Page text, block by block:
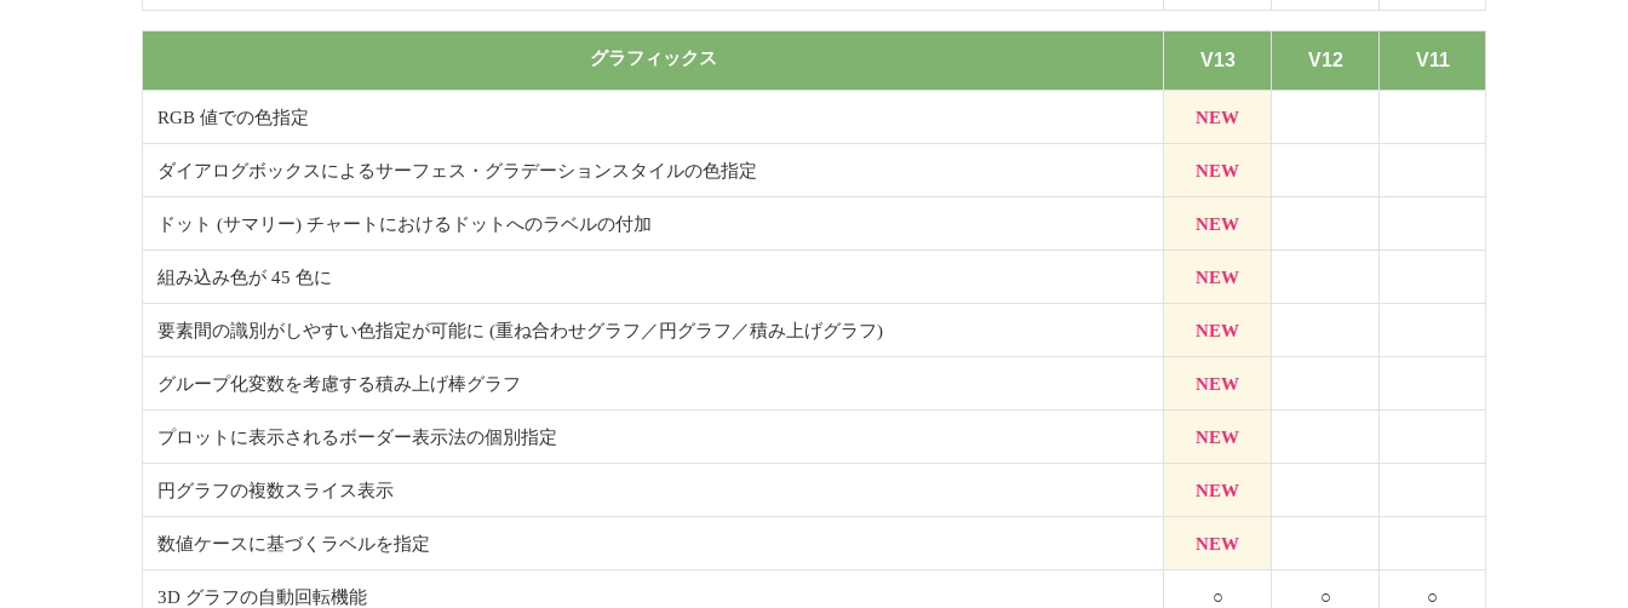
グラフィックス V13 V12 V11
RGB 値での色指定 NEW
ダイアログボックスによるサーフェス・グラデーションスタイルの色指定 NEW
ドット (サマリー) チャートにおけるドットへのラベルの付加 NEW
組み込み色が 45 色に NEW
要素間の識別がしやすい色指定が可能に (重ね合わせグラフ／円グラフ／積み上げグラフ) NEW
グループ化変数を考慮する積み上げ棒グラフ NEW
プロットに表示されるボーダー表示法の個別指定 NEW
円グラフの複数スライス表示 NEW
数値ケースに基づくラベルを指定 NEW
3D グラフの自動回転機能 ○ ○ ○